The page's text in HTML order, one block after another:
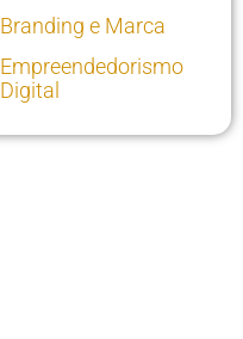
Branding e Marca
Empreendedorismo
Digital